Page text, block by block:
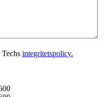
integritetspolicy.